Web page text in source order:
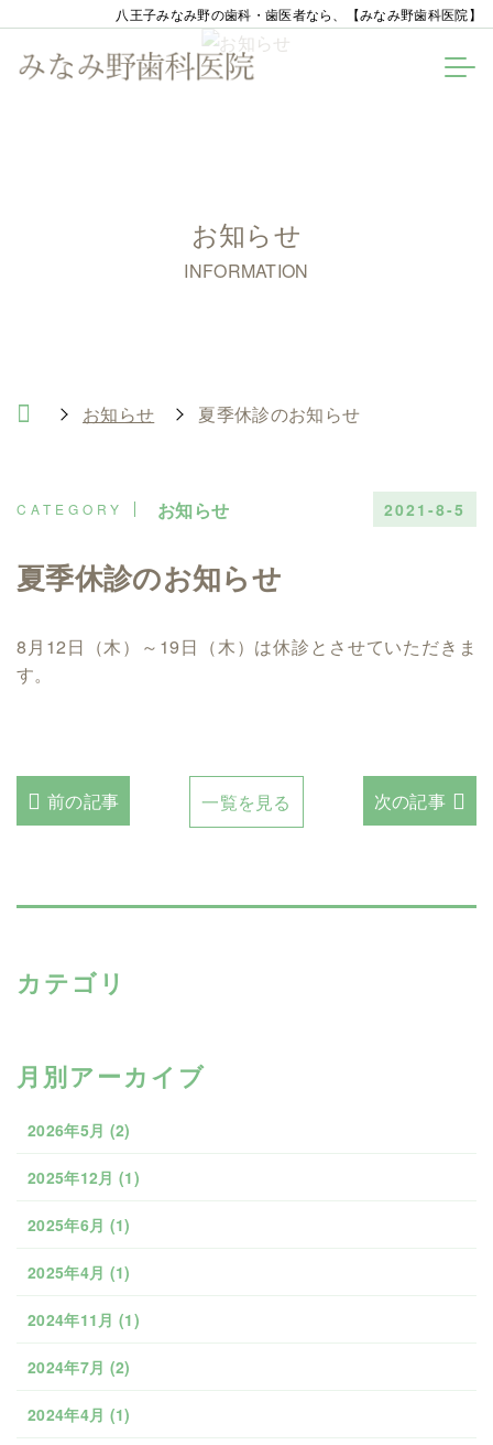
八王子みなみ野の歯科・歯医者なら、【みなみ野歯科医院】
お知らせ
INFORMATION
お知らせ 夏季休診のお知らせ
お知らせ 2021-8-5
夏季休診のお知らせ
8月12日（木）～19日（木）は休診とさせていただきま
す。
前の記事 一覧を見る 次の記事
カテゴリ
月別アーカイブ
2026年5月 (2)
2025年12月 (1)
2025年6月 (1)
2025年4月 (1)
2024年11月 (1)
2024年7月 (2)
2024年4月 (1)